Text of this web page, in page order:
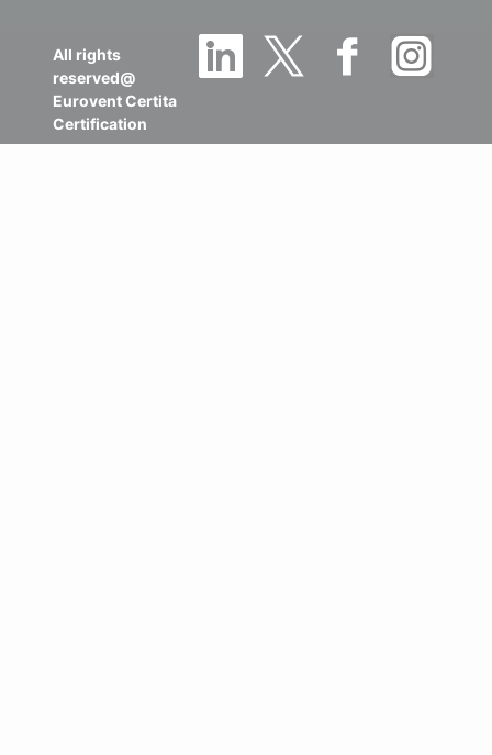
reserved@
Eurovent Certita
Certification